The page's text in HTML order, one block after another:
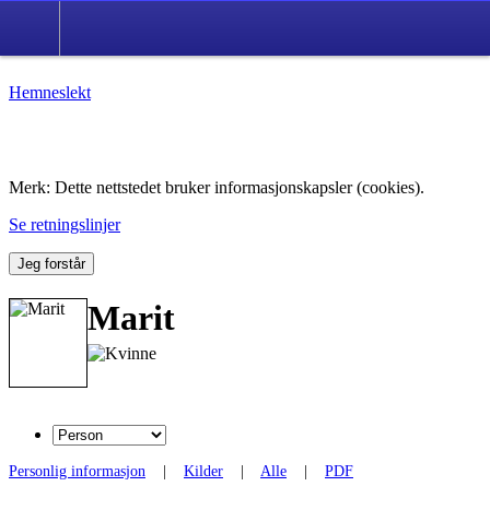
Hemneslekt
Merk: Dette nettstedet bruker informasjonskapsler (cookies).
Se retningslinjer
Jeg forstår
Marit
Personlig informasjon Kilder Alle PDF